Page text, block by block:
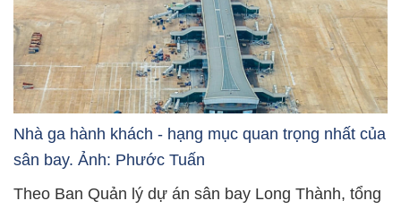
Nhà ga hành khách - hạng mục quan trọng nhất của
sân bay. Ảnh: Phước Tuấn
Theo Ban Quản lý dự án sân bay Long Thành, tổng